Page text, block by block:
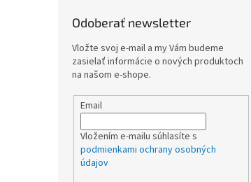
Odoberať newsletter
Vložte svoj e-mail a my Vám budeme
zasielať informácie o nových produktoch
na našom e-shope.
Email
Vložením e-mailu súhlasíte s
podmienkami ochrany osobných
údajov